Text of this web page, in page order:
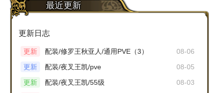
最近更新
更新日志
更新 配装/修罗王秋亚人/通用PVE（3）
08-06
更新
配装/夜叉王凯/pve
08-05
更新
配装/夜叉王凯/55级
08-03